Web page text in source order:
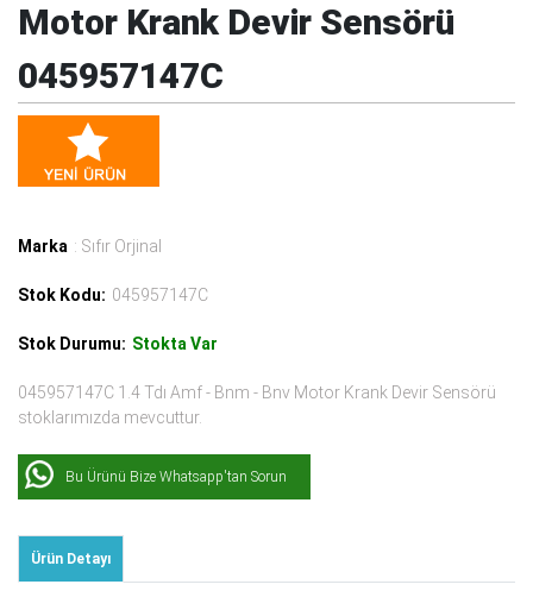
Motor Krank Devir Sensörü
045957147C
Marka : Sıfır Orjinal
Stok Kodu: 045957147C
Stok Durumu: Stokta Var
045957147C 1.4 Tdı Amf - Bnm - Bnv Motor Krank Devir Sensörü
stoklarımızda mevcuttur.
Bu Ürünü Bize Whatsapp'tan Sorun
Ürün Detayı